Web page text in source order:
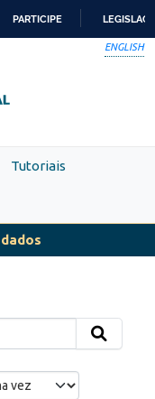
PARTICIPE
ENGLISH
Tutoriais